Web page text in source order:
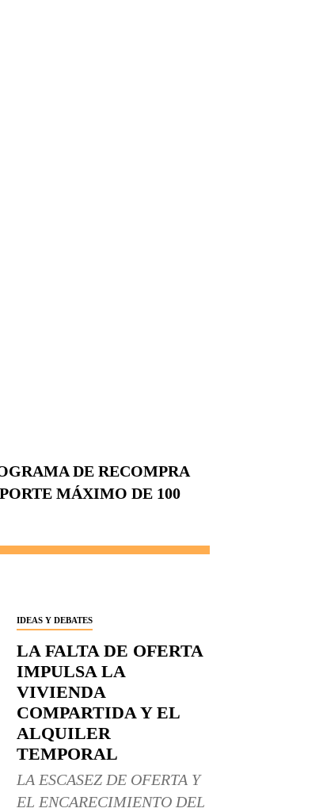
DE RECOMPRA
MÁXIMO DE 100
IDEAS Y DEBATES
LA FALTA DE OFERTA
IMPULSA LA
VIVIENDA
COMPARTIDA Y EL
ALQUILER
TEMPORAL
LA ESCASEZ DE OFERTA Y
EL ENCARECIMIENTO DEL